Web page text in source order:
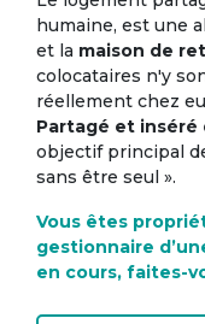
humaine, est une
et la maison de
colocataires n'y
réellement chez
Partagé et inséré
objectif principal
sans être seul ».
Vous êtes
gestionnaire
en cours, faites-